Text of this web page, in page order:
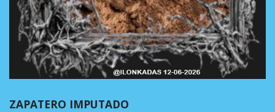
ZAPATERO IMPUTADO